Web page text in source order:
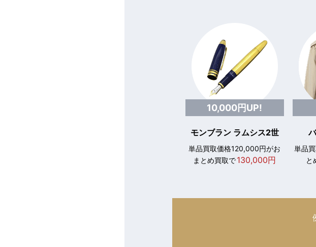
10,000円UP!
モンブラン ラムシス2世
単品買取価格120,000円がお
まとめ買取で130,000円
単品
と